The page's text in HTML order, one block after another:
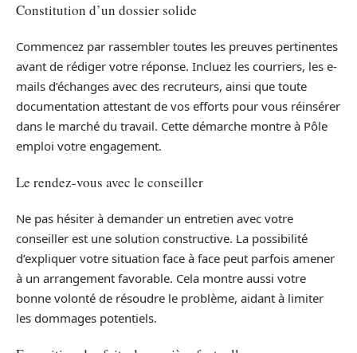
Constitution d’un dossier solide
Commencez par rassembler toutes les preuves pertinentes
avant de rédiger votre réponse. Incluez les courriers, les e-
mails d’échanges avec des recruteurs, ainsi que toute
documentation attestant de vos efforts pour vous réinsérer
dans le marché du travail. Cette démarche montre à Pôle
emploi votre engagement.
Le rendez-vous avec le conseiller
Ne pas hésiter à demander un entretien avec votre
conseiller est une solution constructive. La possibilité
d’expliquer votre situation face à face peut parfois amener
à un arrangement favorable. Cela montre aussi votre
bonne volonté de résoudre le problème, aidant à limiter
les dommages potentiels.